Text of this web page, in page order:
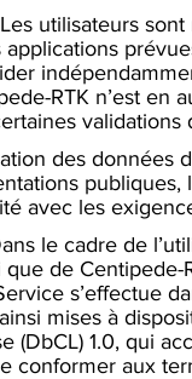
Les utilisateurs
applications
RTK n’est
des données
avec les
le cadre de
que de
s’effectue
mises à
(DbCL) 1.0, qui
conformer aux